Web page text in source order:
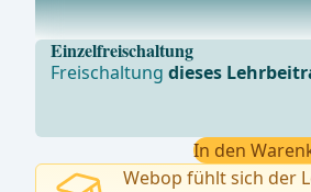
Ein zentraler Schritt ist dann
Einzelfreischaltung
Freischaltungdieses
In den
Webop fühlt sich der